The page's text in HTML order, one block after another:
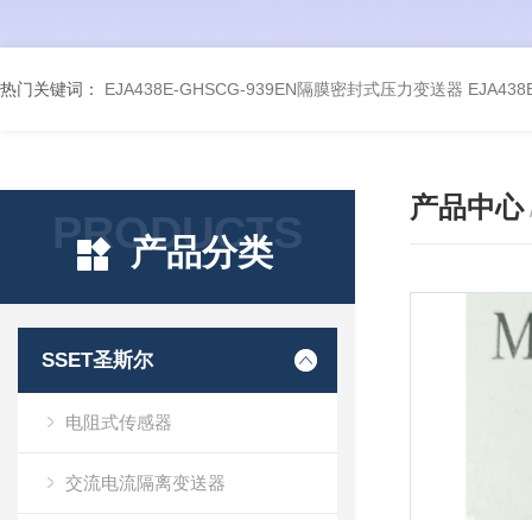
热门关键词： EJA438E-GHSCG-939EN隔膜密封式压力变送器
PRODUCTS
产品分类
SSET圣斯尔
电阻式传感器
交流电流隔离变送器
产品中心